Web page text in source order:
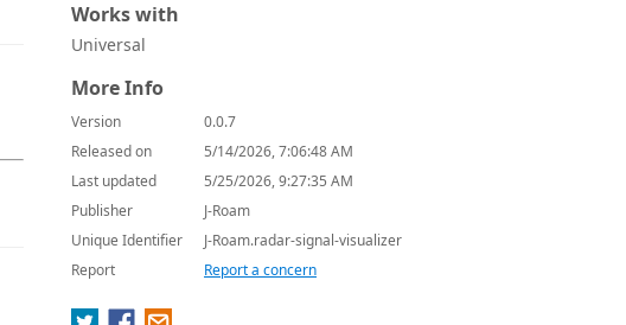
Works with
Universal
More Info
Version
0.0.7
Released on
5/14/2026, 7:06:48 AM
Last updated
5/25/2026, 9:27:35 AM
Publisher
J-Roam
Unique Identifier
J-Roam.radar-signal-visualizer
Report
Report a concern